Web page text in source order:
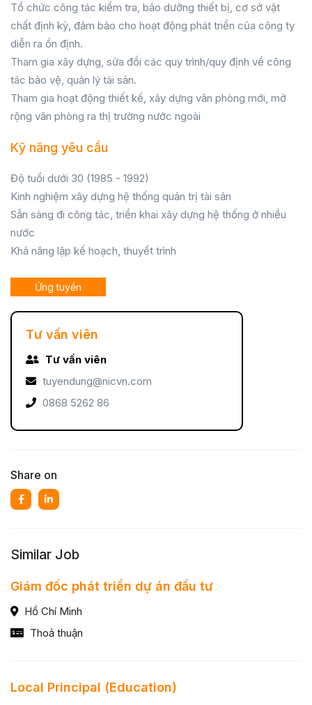
Tổ chức công tác kiểm tra, bảo dưỡng thiết bị, cơ sở vật
chất định kỳ, đảm bảo cho hoạt động phát triển của công ty
diễn ra ổn định.
Tham gia xây dựng, sửa đổi các quy trình/quy định về công
tác bảo vệ, quản lý tài sản.
Tham gia hoạt động thiết kế, xây dựng văn phòng mới, mở
rộng văn phòng ra thị trường nước ngoài
Kỹ năng yêu cầu
Độ tuổi dưới 30 (1985 - 1992)
Kinh nghiệm xây dựng hệ thống quản trị tài sản
Sẵn sàng đi công tác, triển khai xây dựng hệ thống ở nhiều
nước
Khả năng lập kế hoạch, thuyết trình
Ứng tuyển
Tư vấn viên
Tư vấn viên
tuyendung@nicvn.com
0868 5262 86
Share on
Similar Job
Giám đốc phát triển dự án đầu tư
Hồ Chí Minh
Thoả thuận
Local Principal (Education)